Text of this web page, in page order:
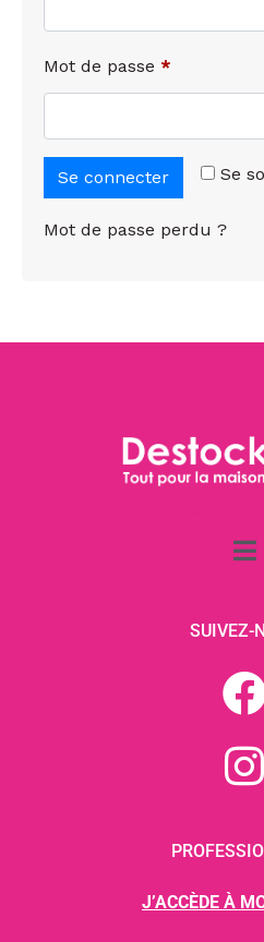
Mot de passe *
Se
Se connecter
Mot de passe perdu ?
SUIVEZ-
J’ACCÈDE À